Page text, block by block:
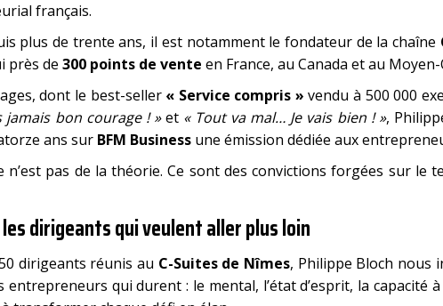
français.
plus de trente ans, il est notamment le fondateur de la chaîne
près de 300 points de vente en France, au Canada et au
dont le best-seller « Service compris » vendu à 500 000
jamais bon courage ! »et « Tout va mal… Je vais bien ! »,
ans sur BFM Business une émission dédiée aux
n’est pas de la théorie. Ce sont des convictions forgées sur le
dirigeants qui veulent aller plus loin
dirigeants réunis au C-Suites de Nîmes, Philippe Bloch nous
qui durent : le mental, l’état d’esprit, la capacité